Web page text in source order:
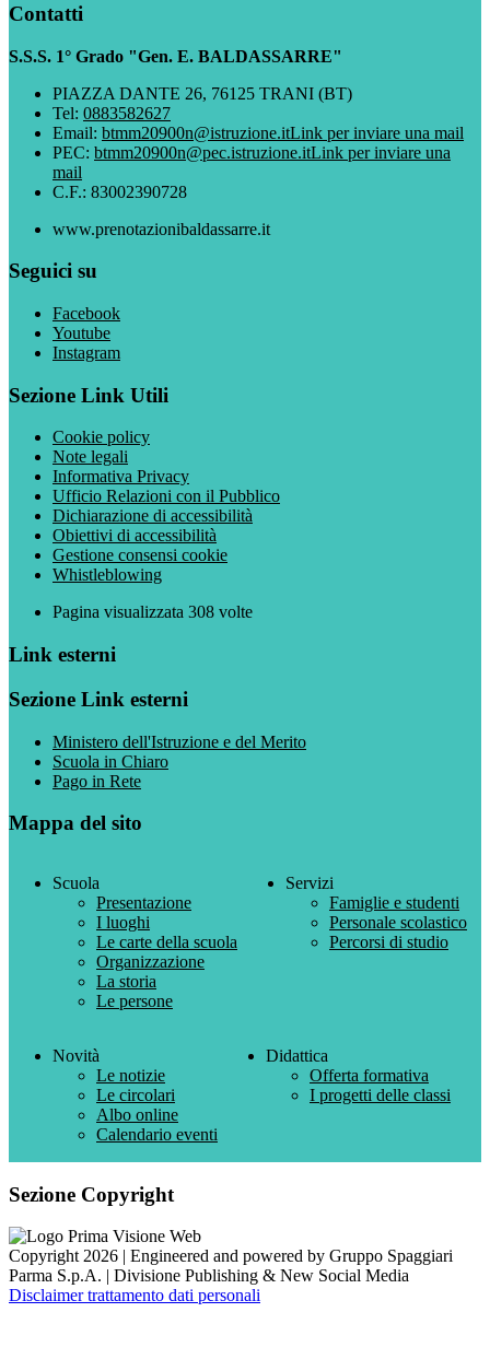
Contatti
S.S.S. 1° Grado "Gen. E. BALDASSARRE"
PIAZZA DANTE 26, 76125 TRANI (BT)
Tel: 0883582627
Email: btmm20900n@istruzione.itLink per inviare una mail
PEC: btmm20900n@pec.istruzione.itLink per inviare una
mail
C.F.: 83002390728
www.prenotazionibaldassarre.it
Seguici su
Facebook
Youtube
Instagram
Sezione Link Utili
Cookie policy
Note legali
Informativa Privacy
Ufficio Relazioni con il Pubblico
Dichiarazione di accessibilità
Obiettivi di accessibilità
Gestione consensi cookie
Whistleblowing
Pagina visualizzata 308 volte
Link esterni
Sezione Link esterni
Ministero dell'Istruzione e del Merito
Scuola in Chiaro
Pago in Rete
Mappa del sito
Scuola
Presentazione
I luoghi
Le carte della scuola
Organizzazione
La storia
Le persone
Servizi
Famiglie e studenti
Personale scolastico
Percorsi di studio
Novità
Le notizie
Le circolari
Albo online
Calendario eventi
Didattica
Offerta formativa
I progetti delle classi
Sezione Copyright
Copyright 2026 | Engineered and powered by Gruppo Spaggiari
Parma S.p.A. | Divisione Publishing & New Social Media
Disclaimer trattamento dati personali